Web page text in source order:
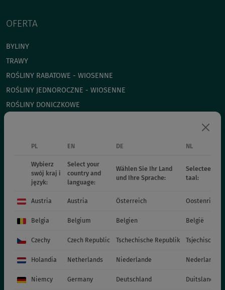
OFERTA
BYLINY
TRAWY
ROŚLINY RABATOWE - WIOSENNE
ROŚLINY JEDNOROCZNE - WIOSENNE
ROŚLINY DONICZKOWE
ROŚLINY DWULETNIE
NAWOZY
KATALOGI
SOCIAL MEDIA
VITROFLORA Grupa Producentów Spółka z o.o.
Trzęsacz 25 86-022 Dobrcz
PL EN DE NL
Wybierz
swój kraj i
język:
Select your
country and
language:
Wählen Sie Ihr Land
und Ihre Sprache:
Selecteer uw
taal:
Austria Austria Österreich Oostenrijk
Belgia Belgium Belgien België
Czechy Czech Republic Tschechische Republik Tsjechische
Holandia Netherlands Niederlande Nederland
Niemcy Germany Deutschland Duitsland